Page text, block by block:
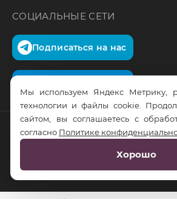
СОЦИАЛЬНЫЕ СЕТИ
Подписаться на нас
© RusTrus. 2011-2026. Все права
RS Digital
Мы используем Яндекс Метрику,
технологии и файлы cookie.
сайтом, вы соглашаетесь с
согласно Политике
Хорошо